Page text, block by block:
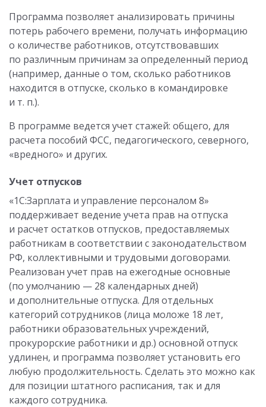
Программа позволяет анализировать причины
потерь рабочего времени, получать информацию
о количестве работников, отсутствовавших
по различным причинам за определенный период
(например, данные о том, сколько работников
находится в отпуске, сколько в командировке
и т. п.).
В программе ведется учет стажей: общего, для
расчета пособий ФСС, педагогического, северного,
«вредного» и других.
Учет отпусков
«1С:Зарплата и управление персоналом 8»
поддерживает ведение учета прав на отпуска
и расчет остатков отпусков, предоставляемых
работникам в соответствии с законодательством
РФ, коллективными и трудовыми договорами.
Реализован учет прав на ежегодные основные
(по умолчанию — 28 календарных дней)
и дополнительные отпуска. Для отдельных
категорий сотрудников (лица моложе 18 лет,
работники образовательных учреждений,
прокурорские работники и др.) основной отпуск
удлинен, и программа позволяет установить его
любую продолжительность. Сделать это можно как
для позиции штатного расписания, так и для
каждого сотрудника.